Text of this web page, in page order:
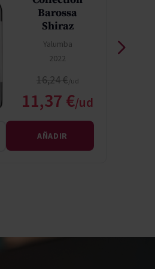
Barossa
Shiraz
Yalumba
2022
Precio especial
11,37 €
Precio normal
16,24 €
AÑADIR